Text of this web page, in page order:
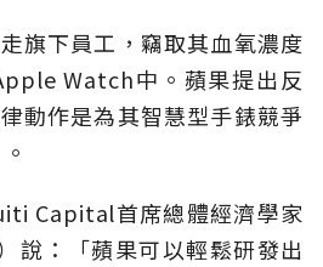
旗下員工，竊取其血氧濃度
Watch中。蘋果提出反
動作是為其智慧型手錶競爭
Capital首席總體經濟學家
說：「蘋果可以輕鬆研發出